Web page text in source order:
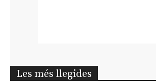
Les més llegides